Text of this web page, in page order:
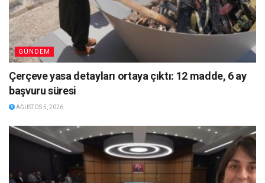
GÜNDEM
Çerçeve yasa detayları ortaya çıktı: 12 madde, 6 ay
başvuru süresi
AĞUSTOS 5, 2026